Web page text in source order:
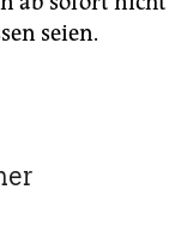
seien.